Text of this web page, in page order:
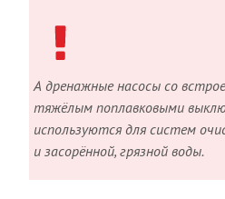
А дренажные насосы со
тяжёлым поплавковыми
используются для систем
и засорённой, грязной воды.